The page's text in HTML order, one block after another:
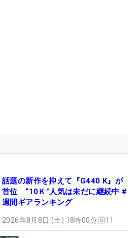
話題の新作を抑えて『G440 K』が
首位 “10Ｋ”人気は未だに継続中 #
週間ギアランキング
2026年8月8日 (土) 18時00分 11